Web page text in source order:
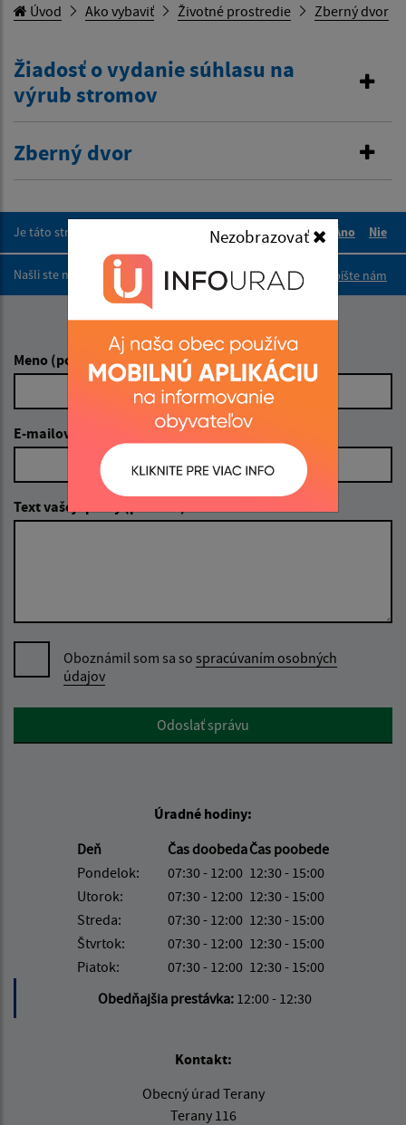
Nezobrazovať
Úvod Ako vybaviť Životné prostredie Zberný dvor
Žiadosť o vydanie súhlasu na
výrub stromov
Zberný dvor
Je táto stránka užitočná?
Áno
Nie
Našli ste na stránke chybu?
Napíšte nám
Napíšte nám:
Meno (povinné)
E-mailová adresa (povinné)
Text vašej správy (povinné)
Oboznámil som sa so spracúvaním osobných
údajov
Google reCaptcha ResponseOdoslať správu
Úradné hodiny:
Deň
Čas doobedaČas poobede
Pondelok:
07:30 - 12:00 12:30 - 15:00
Utorok:
07:30 - 12:00 12:30 - 15:00
Streda:
07:30 - 12:00 12:30 - 15:00
Štvrtok:
07:30 - 12:00 12:30 - 15:00
Piatok:
07:30 - 12:00 12:30 - 15:00
Obedňajšia prestávka: 12:00 - 12:30
Kontakt:
Obecný úrad Terany
Terany 116